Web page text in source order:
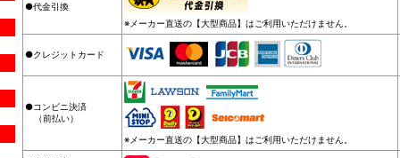
●代金引換
※メーカー直送の【大型商品】はご利用いただけません。
●クレジットカード
●コンビニ決済
（前払い）
※メーカー直送の【大型商品】はご利用いただけません。